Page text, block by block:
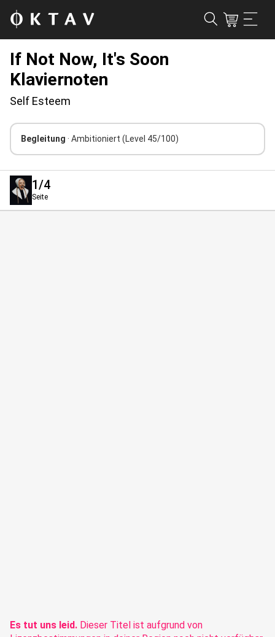
If Not Now, It's Soon
Klaviernoten
Self Esteem
Begleitung · Ambitioniert (Level 45/100)
1/4
Seite
Es tut uns leid. Dieser Titel ist aufgrund von